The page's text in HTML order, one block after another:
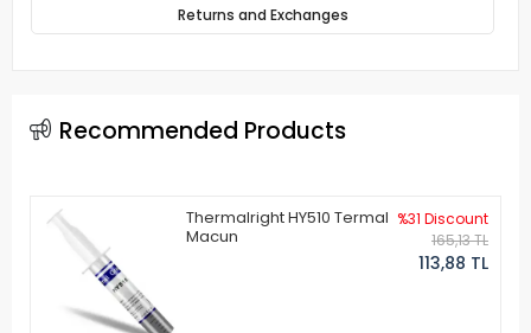
Returns and Exchanges
Recommended Products
Thermalright HY510 Termal
Macun
%31 Discount
165,13 TL
113,88 TL